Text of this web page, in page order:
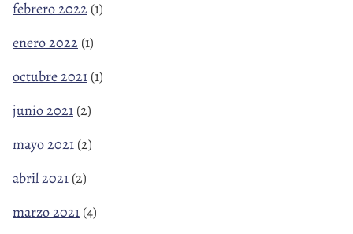
febrero 2022 (1)
enero 2022 (1)
octubre 2021 (1)
junio 2021 (2)
mayo 2021 (2)
abril 2021 (2)
marzo 2021 (4)